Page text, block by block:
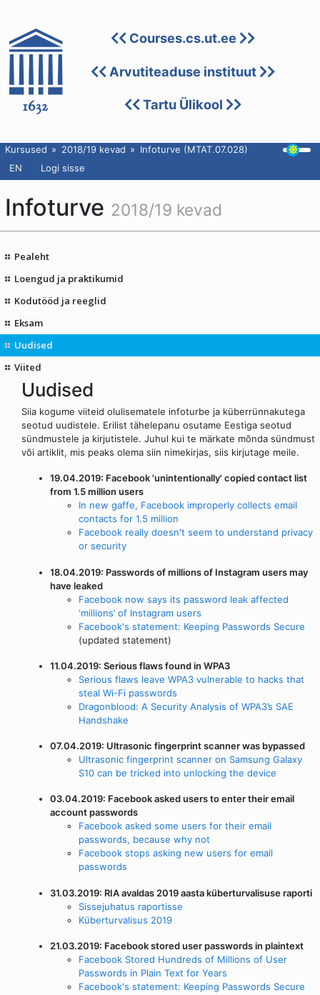
Courses.cs.ut.ee
Arvutiteaduse instituut
Tartu Ülikool
Kursused 2018/19 kevad
Infoturve (MTAT.07.028)
EN
Logi sisse
Infoturve 2018/19 kevad
Pealeht
Loengud ja praktikumid
Kodutööd ja reeglid
Eksam
Uudised
Viited
Uudised
Siia kogume viiteid olulisematele infoturbe ja küberrünnakutega
seotud uudistele. Erilist tähelepanu osutame Eestiga seotud
sündmustele ja kirjutistele. Juhul kui te märkate mõnda sündmust
või artiklit, mis peaks olema siin nimekirjas, siis kirjutage meile.
19.04.2019: Facebook 'unintentionally' copied contact list
from 1.5 million users
In new gaffe, Facebook improperly collects email
contacts for 1.5 million
Facebook really doesn't seem to understand privacy
or security
18.04.2019: Passwords of millions of Instagram users may
have leaked
Facebook now says its password leak affected
‘millions’ of Instagram users
Facebook's statement: Keeping Passwords Secure
(updated statement)
11.04.2019: Serious flaws found in WPA3
Serious flaws leave WPA3 vulnerable to hacks that
steal Wi-Fi passwords
Dragonblood: A Security Analysis of WPA3’s SAE
Handshake
07.04.2019: Ultrasonic fingerprint scanner was bypassed
Ultrasonic fingerprint scanner on Samsung Galaxy
S10 can be tricked into unlocking the device
03.04.2019: Facebook asked users to enter their email
account passwords
Facebook asked some users for their email
passwords, because why not
Facebook stops asking new users for email
passwords
31.03.2019: RIA avaldas 2019 aasta küberturvalisuse raporti
Sissejuhatus raportisse
Küberturvalisus 2019
21.03.2019: Facebook stored user passwords in plaintext
Facebook Stored Hundreds of Millions of User
Passwords in Plain Text for Years
Facebook's statement: Keeping Passwords Secure